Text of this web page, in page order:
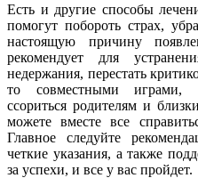
Есть и другие способы
помогут побороть страх,
настоящую причину
рекомендует для
недержания, перестать
то совместными играми,
ссориться родителям и
можете вместе все
Главное следуйте
четкие указания, а также
за успехи, и все у вас пройдет.